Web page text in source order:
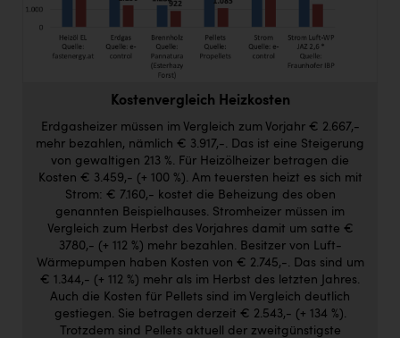
Doppler Gruppe
ERLUS AG
Fristads Austria
HIG Infomotion Group
IFE Austria GmbH
Immotech
INTERSPAR
INTERSPORT Austria
Kostenvergleich Heizkosten
Erdgasheizer müssen im Vergleich zum Vorjahr € 2.667,-
mehr bezahlen, nämlich € 3.917,-. Das ist eine Steigerung
von gewaltigen 213 %. Für Heizölheizer betragen die
Kosten € 3.459,- (+ 100 %). Am teuersten heizt es sich mit
Strom: € 7.160,- kostet die Beheizung des oben
genannten Beispielhauses. Stromheizer müssen im
Vergleich zum Herbst des Vorjahres damit um satte €
3780,- (+ 112 %) mehr bezahlen. Besitzer von Luft-
Wärmepumpen haben Kosten von € 2.745,-. Das sind um
€ 1.344,- (+ 112 %) mehr als im Herbst des letzten Jahres.
Auch die Kosten für Pellets sind im Vergleich deutlich
gestiegen. Sie betragen derzeit € 2.543,- (+ 134 %).
Trotzdem sind Pellets aktuell der zweitgünstigste